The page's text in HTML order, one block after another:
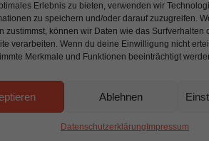
Erlebnis zu bieten, verwenden wir
zu speichern und/oder darauf zuzugreifen.
zustimmst, können wir Daten wie das Surfverhalten
verarbeiten. Wenn du deine Einwilligung nicht
Merkmale und Funktionen beeinträchtigt
Ablehnen
Datenschutzerklärung Impressum